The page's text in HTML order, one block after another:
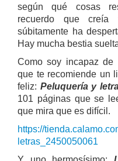
según qué cosas
recuerdo que creía
súbitamente ha
Hay mucha bestia
Como soy incapaz de
que te recomiende un
feliz: Peluquería y
101 páginas que se
que mira que es difícil.
https://
letras_2450050061